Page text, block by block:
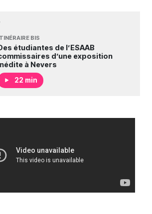
BIS
étudiantes de l’ESAAB
d’une exposition
à Nevers
22 min